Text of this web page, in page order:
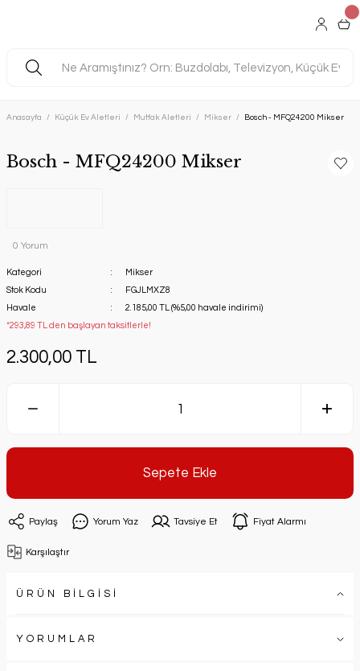
Anasayfa Küçük Ev Aletleri Mutfak Aletleri Mikser Bosch - MFQ24200 Mikser
Bosch - MFQ24200 Mikser
0 Yorum
Kategori
Mikser
Stok Kodu
FGJLMXZ8
Havale
2.185,00 TL (%5,00 havale indirimi)
*293,89 TL den başlayan taksitlerle!
2.300,00 TL
Sepete Ekle
Paylaş Yorum Yaz Tavsiye Et Fiyat Alarmı
Karşılaştır
ÜRÜN BİLGİSİ
YORUMLAR